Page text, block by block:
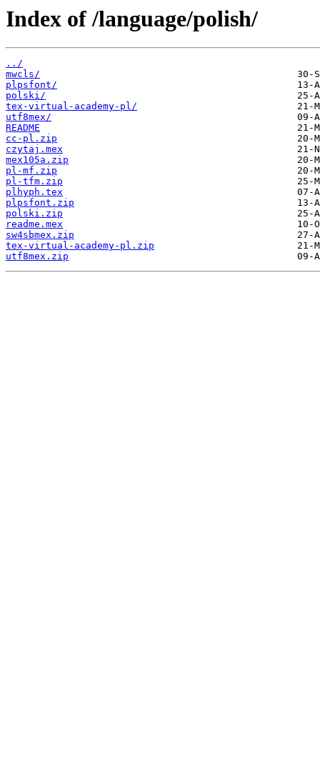
Index of /language/polish/
../
mwcls/
plpsfont/
polski/
tex-virtual-academy-pl/
utf8mex/
README
cc-pl.zip
czytaj.mex
mex105a.zip
pl-mf.zip
pl-tfm.zip
plhyph.tex
plpsfont.zip
polski.zip
readme.mex
sw4sbmex.zip
tex-virtual-academy-pl.zip
utf8mex.zip